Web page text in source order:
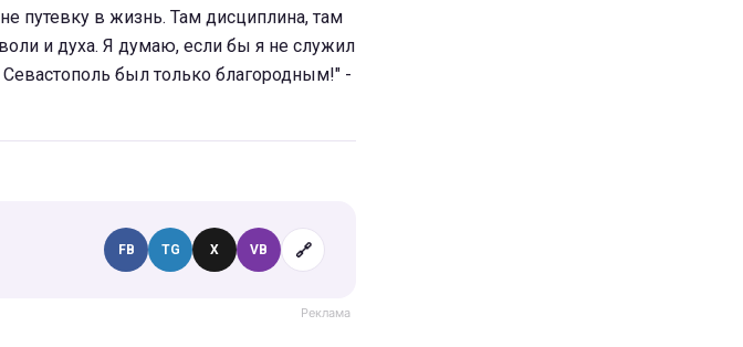
путевку в жизнь. Там дисциплина, там
и духа. Я думаю, если бы я не служил
был только благородным!" -
FB TG X VB 🔗